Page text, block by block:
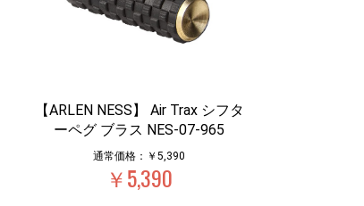
【ARLEN NESS】 Air Trax シフタ
ーペグ ブラス NES-07-965
通常価格：￥5,390
￥5,390